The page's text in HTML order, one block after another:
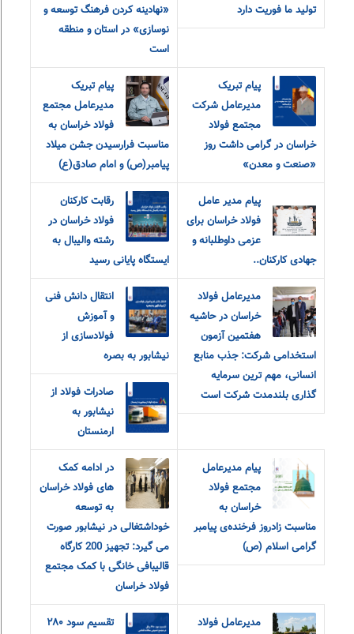
تولید ما فوریت دارد
«نهادینه کردن فرهنگ توسعه و
نوسازی» در استان و منطقه
است
پیام تبریک
مدیرعامل شرکت
مجتمع فولاد
خراسان در گرامی داشت روز
«صنعت و معدن»
پیام تبریک
مدیرعامل مجتمع
فولاد خراسان به
مناسبت فرارسیدن جشن میلاد
پیامبر(ص) و امام صادق(ع)
پیام مدیر عامل
فولاد خراسان برای
عزمی داوطلبانه و
جهادی کارکنان..
رقابت کارکنان
فولاد خراسان در
رشته والیبال به
ایستگاه پایانی رسید
مدیرعامل فولاد
خراسان در حاشیه
هفتمین آزمون
استخدامی شرکت: جذب منابع
انسانی، مهم ترین سرمایه
گذاری بلندمدت شرکت است
انتقال دانش فنی
و آموزش
فولادسازی از
نیشابور به بصره
صادرات فولاد از
نیشابور به
ارمنستان
پیام مدیرعامل
مجتمع فولاد
خراسان به
مناسبت زادروز فرخنده‌ی پیامبر
گرامی اسلام (ص)
در ادامه کمک
های فولاد خراسان
به توسعه
خوداشتغالی در نیشابور صورت
می گیرد: تجهیز 200 کارگاه
قالیبافی خانگی با کمک مجتمع
فولاد خراسان
مدیرعامل فولاد
تقسیم سود ۲۸۰